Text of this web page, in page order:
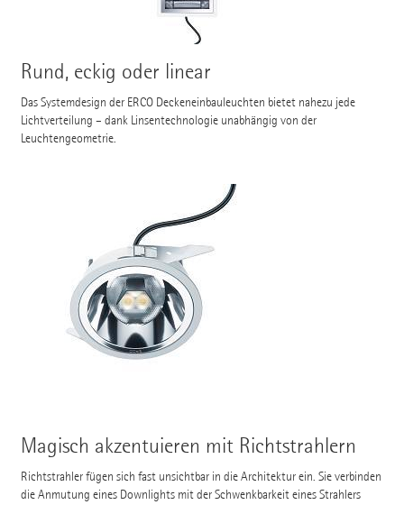
Rund, eckig oder linear
Das Systemdesign der ERCO Deckeneinbauleuchten bietet nahezu jede
Lichtverteilung – dank Linsentechnologie unabhängig von der
Leuchtengeometrie.
Magisch akzentuieren mit Richtstrahlern
Richtstrahler fügen sich fast unsichtbar in die Architektur ein. Sie verbinden
die Anmutung eines Downlights mit der Schwenkbarkeit eines Strahlers